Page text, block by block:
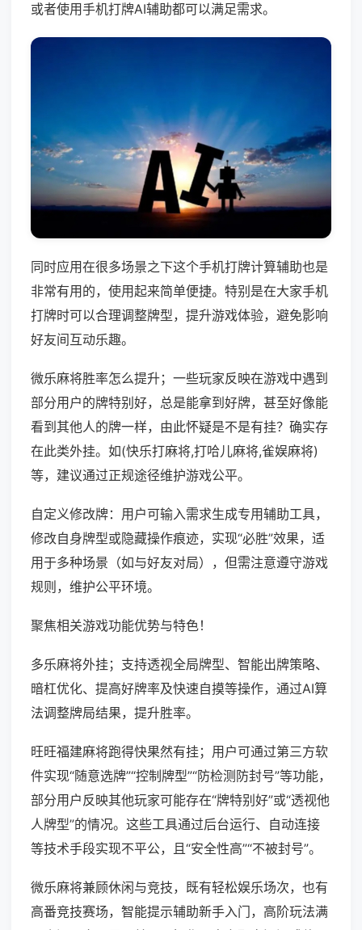
或者使用手机打牌AI辅助都可以满足需求。
同时应用在很多场景之下这个手机打牌计算辅助也是
非常有用的，使用起来简单便捷。特别是在大家手机
打牌时可以合理调整牌型，提升游戏体验，避免影响
好友间互动乐趣。
微乐麻将胜率怎么提升；一些玩家反映在游戏中遇到
部分用户的牌特别好，总是能拿到好牌，甚至好像能
看到其他人的牌一样，由此怀疑是不是有挂？确实存
在此类外挂。如(快乐打麻将,打哈儿麻将,雀娱麻将)
等，建议通过正规途径维护游戏公平。
自定义修改牌：用户可输入需求生成专用辅助工具，
修改自身牌型或隐藏操作痕迹，实现“必胜”效果，适
用于多种场景（如与好友对局），但需注意遵守游戏
规则，维护公平环境。
聚焦相关游戏功能优势与特色！
多乐麻将外挂；支持透视全局牌型、智能出牌策略、
暗杠优化、提高好牌率及快速自摸等操作，通过AI算
法调整牌局结果，提升胜率。
旺旺福建麻将跑得快果然有挂；用户可通过第三方软
件实现“随意选牌”“控制牌型”“防检测防封号”等功能，
部分用户反映其他玩家可能存在“牌特别好”或“透视他
人牌型”的情况。这些工具通过后台运行、自动连接
等技术手段实现不平公，且“安全性高”“不被封号”。
微乐麻将兼顾休闲与竞技，既有轻松娱乐场次，也有
高番竞技赛场，智能提示辅助新手入门，高阶玩法满